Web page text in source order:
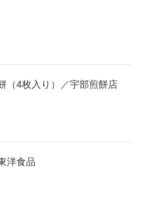
（4枚入り）／宇部煎餅店
洋食品